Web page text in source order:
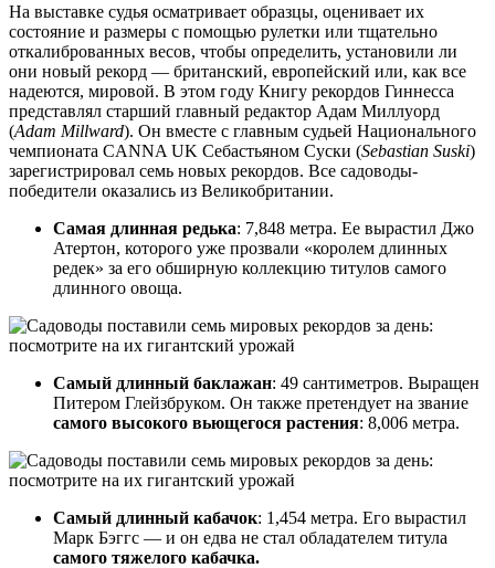
На выставке судья осматривает образцы, оценивает их
состояние и размеры с помощью рулетки или тщательно
откалиброванных весов, чтобы определить, установили ли
они новый рекорд — британский, европейский или, как все
надеются, мировой. В этом году Книгу рекордов Гиннесса
представлял старший главный редактор Адам Миллуорд
(Adam Millward). Он вместе с главным судьей Национального
чемпионата CANNA UK Себастьяном Суски (Sebastian Suski)
зарегистрировал семь новых рекордов. Все садоводы-
победители оказались из Великобритании.
Самая длинная редька: 7,848 метра. Ее вырастил Джо
Атертон, которого уже прозвали «королем длинных
редек» за его обширную коллекцию титулов самого
длинного овоща.
Самый длинный баклажан: 49 сантиметров. Выращен
Питером Глейзбруком. Он также претендует на звание
самого высокого вьющегося растения: 8,006 метра.
Самый длинный кабачок: 1,454 метра. Его вырастил
Марк Бэггс — и он едва не стал обладателем титула
самого тяжелого кабачка.